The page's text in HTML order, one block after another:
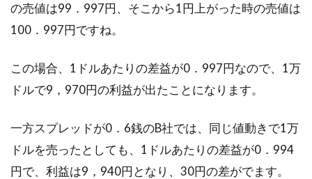
の売値は99．997円、そこから1円上がった時の売値は
100．997円ですね。
この場合、1ドルあたりの差益が0．997円なので、1万
ドルで9，970円の利益が出たことになります。
一方スプレッドが0．6銭のB社では、同じ値動きで1万
ドルを売ったとしても、1ドルあたりの差益が0．994
円で、利益は9，940円となり、30円の差がでます。